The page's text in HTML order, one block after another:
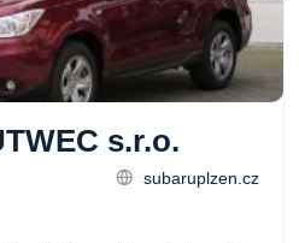
s.r.o.
subaruplzen.cz